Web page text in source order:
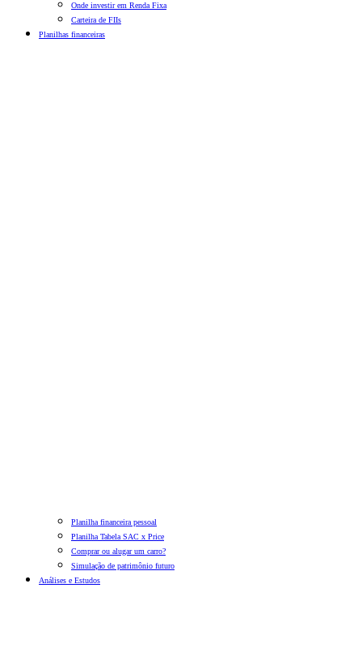
Onde investir em Renda Fixa
Carteira de FIIs
Planilhas financeiras
Planilha financeira pessoal
Planilha Tabela SAC x Price
Comprar ou alugar um carro?
Simulação de patrimônio futuro
Análises e Estudos